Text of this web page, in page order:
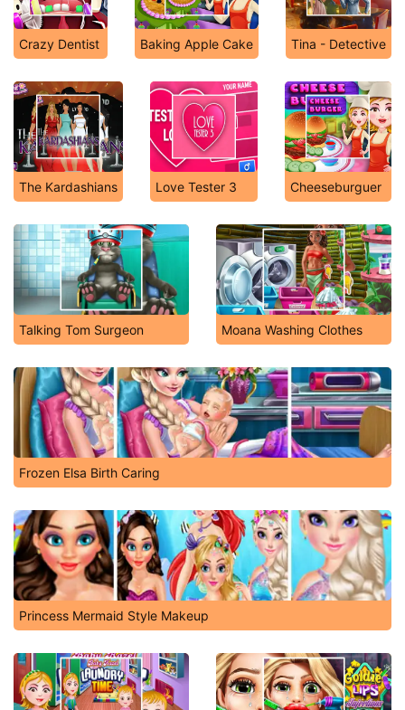
Crazy Dentist Baking Apple Cake Tina - Detective
The Kardashians Love Tester 3 Cheeseburguer
Talking Tom Surgeon Moana Washing Clothes
Frozen Elsa Birth Caring
Princess Mermaid Style Makeup